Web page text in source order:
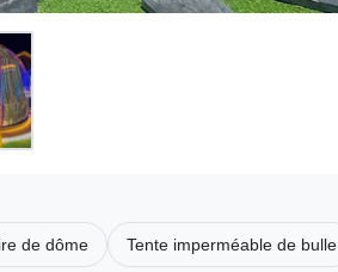
de dôme Tente imperméable de bulle